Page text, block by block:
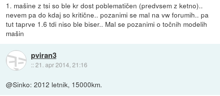
1. mašine z tsi so ble kr dost poblematičen (predvsem z ketno)..
nevem pa do kdaj so kritične.. pozanimi se mal na vw forumih.. pa
tut taprve 1.6 tdi niso ble biser.. Mal se pozanimi o točnih modelih
mašin
pviran3
::21. apr 2014, 21:16
@Sinko: 2012 letnik, 15000km.